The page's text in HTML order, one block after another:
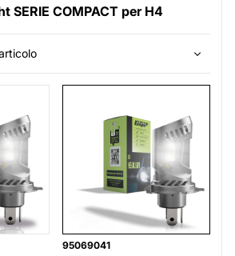
SERIE COMPACT per H4
95069041